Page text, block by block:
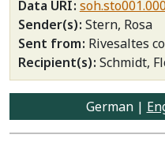
Data URI
Sender(s) Stern, Rosa
Sent from Rivesaltes
Recipient(s) Schmidt,
German |